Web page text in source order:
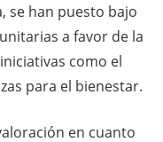
se han puesto bajo
a favor de la
como el
para el bienestar.
en cuanto